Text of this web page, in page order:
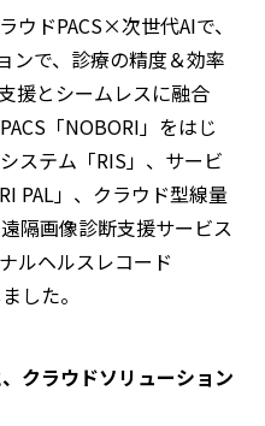
ウドPACS×次世代AIで、
ンで、診療の精度＆効率
援とシームレスに融合
「NOBORI」をはじ
ステム「RIS」、サービ
PAL」、クラウド型線量
隔画像診断支援サービス
ルヘルスレコード
した。
クラウドソリューション